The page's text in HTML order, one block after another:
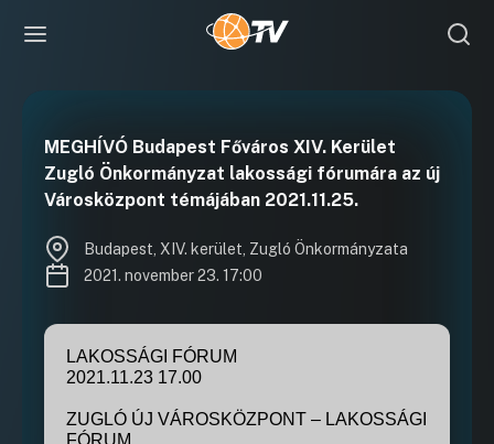
MEGHÍVÓ Budapest Főváros XIV. Kerület
Zugló Önkormányzat lakossági fórumára az új
Városközpont témájában 2021.11.25.
Budapest, XIV. kerület, Zugló Önkormányzata
2021. november 23. 17:00
LAKOSSÁGI FÓRUM
2021.11.23 17.00
ZUGLÓ ÚJ VÁROSKÖZPONT – LAKOSSÁGI